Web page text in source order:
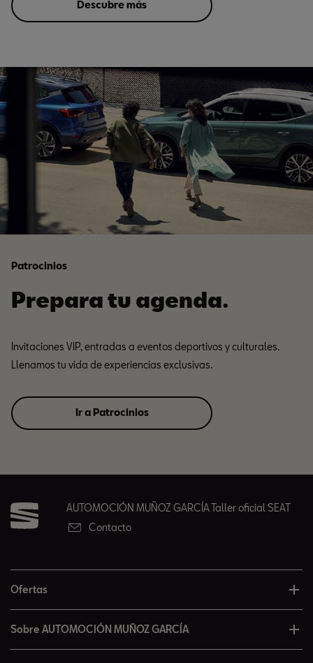
Descubre más
Patrocinios
Prepara tu agenda.
Invitaciones VIP, entradas a eventos deportivos y culturales.
Llenamos tu vida de experiencias exclusivas.
Ir a Patrocinios
AUTOMOCIÓN MUÑOZ GARCÍA Taller oficial SEAT
Contacto
Ofertas
Sobre AUTOMOCIÓN MUÑOZ GARCÍA